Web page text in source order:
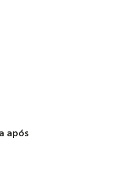
após